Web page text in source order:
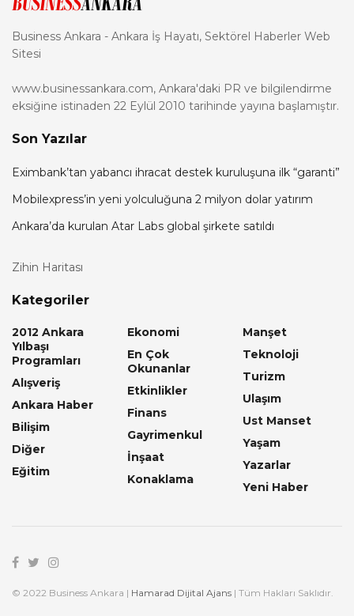
Business Ankara - Ankara İş Hayatı, Sektörel Haberler Web
Sitesi
www.businessankara.com, Ankara'daki PR ve bilgilendirme
eksiğine istinaden 22 Eylül 2010 tarihinde yayına başlamıştır.
Son Yazılar
Eximbank’tan yabancı ihracat destek kuruluşuna ilk “garanti”
Mobilexpress’in yeni yolculuğuna 2 milyon dolar yatırım
Ankara’da kurulan Atar Labs global şirkete satıldı
Zihin Haritası
Kategoriler
2012 Ankara
Yılbaşı
Programları
Alışveriş
Ankara Haber
Bilişim
Diğer
Eğitim
Ekonomi
En Çok
Okunanlar
Etkinlikler
Finans
Gayrimenkul
İnşaat
Konaklama
Manşet
Teknoloji
Turizm
Ulaşım
Ust Manset
Yaşam
Yazarlar
Yeni Haber
© 2022 Business Ankara | Hamarad Dijital Ajans | Tüm Hakları Saklıdır.